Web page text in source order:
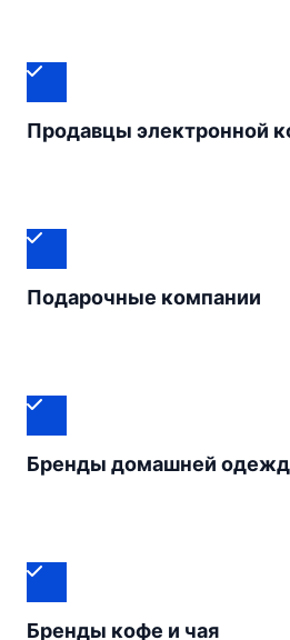
Продавцы электронной
Подарочные компании
Бренды домашней
Бренды кофе и чая